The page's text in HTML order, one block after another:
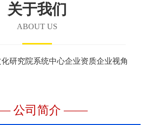
关于我们
ABOUT US
化研究院系统中心企业资质企业视角
公司简介 ——